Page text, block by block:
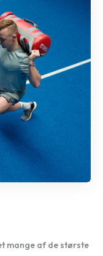
mange af de største